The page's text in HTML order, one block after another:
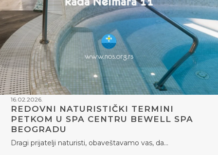
16.02.2026.
REDOVNI NATURISTIČKI TERMINI
PETKOM U SPA CENTRU BEWELL SPA
BEOGRADU
Dragi prijatelji naturisti, obaveštavamo vas, da…